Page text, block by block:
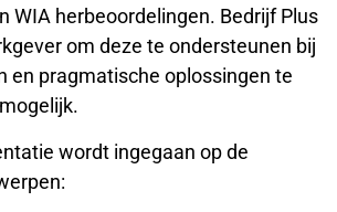
WIA herbeoordelingen. Bedrijf Plus
om deze te ondersteunen bij
en pragmatische oplossingen te
wordt ingegaan op de